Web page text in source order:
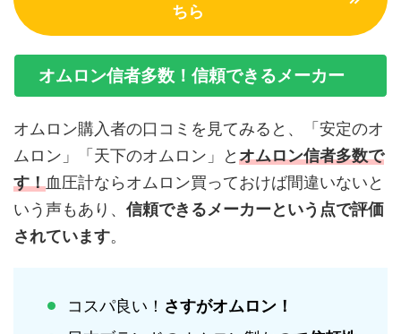
ちら
オムロン信者多数！信頼できるメーカー
オムロン購入者の口コミを見てみると、「安定のオ
ムロン」「天下のオムロン」とオムロン信者多数で
す！血圧計ならオムロン買っておけば間違いないと
いう声もあり、 信頼できるメーカーという点で評価
されています。
コスパ良い！ さすがオムロン！